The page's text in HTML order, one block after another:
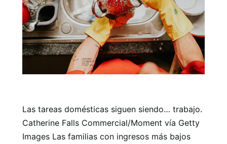
Las tareas domésticas siguen siendo… trabajo.
Catherine Falls Commercial/Moment vía Getty
Images Las familias con ingresos más bajos